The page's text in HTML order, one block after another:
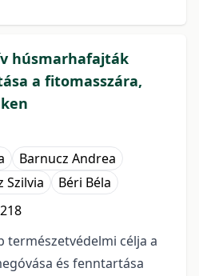
húsmarhafajták
a fitomasszára,
Barnucz Andrea
Szilvia Béri Béla
218
természetvédelmi célja a
és fenntartása